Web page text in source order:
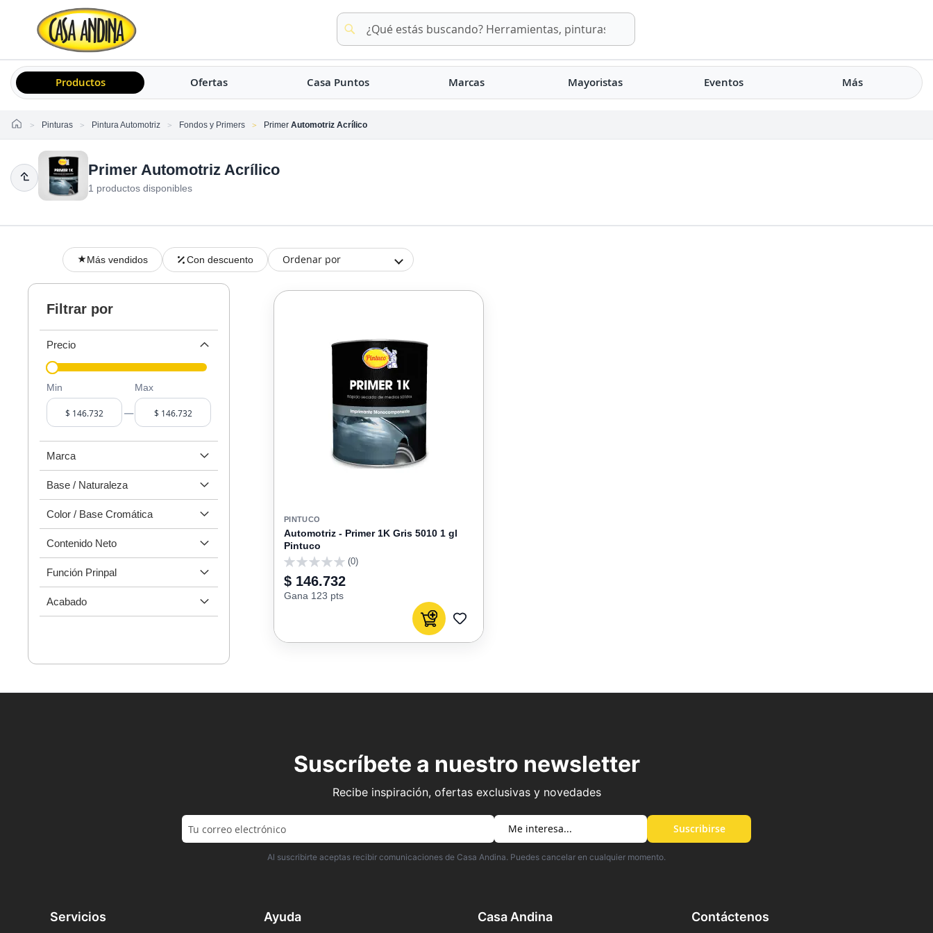
Buscar
Buscar
Productos Ofertas Casa Puntos Marcas Mayoristas Eventos Más
HomePinturas Pintura Automotriz Fondos y Primers Primer Automotriz Acrílico
Primer Automotriz Acrílico
1 productos disponibles
Más vendidos Con descuento Ordenar por
PINTUCO
Automotriz - Primer 1K Gris 5010 1 gl
Pintuco
(0)
$ 146.732
Gana 123 pts
Agregar al carrito
AGREGAR
Filtrar por
Precio
Min
–
Max
Marca
Base / Naturaleza
Color / Base Cromática
Contenido Neto
Función Prinpal
Acabado
Suscríbete a nuestro newsletter
Recibe inspiración, ofertas exclusivas y novedades
Suscribirse
Al suscribirte aceptas recibir comunicaciones de Casa Andina. Puedes cancelar en cualquier momento.
Servicios Ayuda Casa Andina Contáctenos